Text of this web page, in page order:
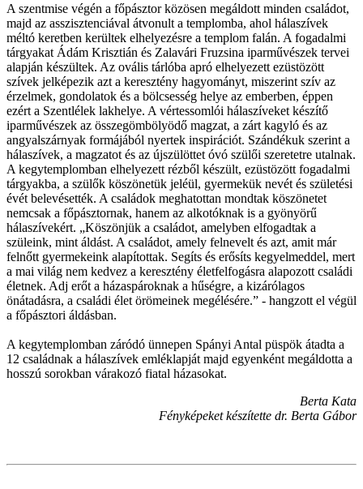
A szentmise végén a főpásztor közösen megáldott minden családot,
majd az asszisztenciával átvonult a templomba, ahol hálaszívek
méltó keretben kerültek elhelyezésre a templom falán. A fogadalmi
tárgyakat Ádám Krisztián és Zalavári Fruzsina iparművészek tervei
alapján készültek. Az ovális tárlóba apró elhelyezett ezüstözött
szívek jelképezik azt a keresztény hagyományt, miszerint szív az
érzelmek, gondolatok és a bölcsesség helye az emberben, éppen
ezért a Szentlélek lakhelye. A vértessomlói hálaszíveket készítő
iparművészek az összegömbölyödő magzat, a zárt kagyló és az
angyalszárnyak formájából nyertek inspirációt. Szándékuk szerint a
hálaszívek, a magzatot és az újszülöttet óvó szülői szeretetre utalnak.
A kegytemplomban elhelyezett rézből készült, ezüstözött fogadalmi
tárgyakba, a szülők köszönetük jeléül, gyermekük nevét és születési
évét belevésették. A családok meghatottan mondtak köszönetet
nemcsak a főpásztornak, hanem az alkotóknak is a gyönyörű
hálaszívekért. „Köszönjük a családot, amelyben elfogadtak a
szüleink, mint áldást. A családot, amely felnevelt és azt, amit már
felnőtt gyermekeink alapítottak. Segíts és erősíts kegyelmeddel, mert
a mai világ nem kedvez a keresztény életfelfogásra alapozott családi
életnek. Adj erőt a házaspároknak a hűségre, a kizárólagos
önátadásra, a családi élet örömeinek megélésére.” - hangzott el végül
a főpásztori áldásban.
A kegytemplomban záródó ünnepen Spányi Antal püspök átadta a
12 családnak a hálaszívek emléklapját majd egyenként megáldotta a
hosszú sorokban várakozó fiatal házasokat.
Berta Kata
Fényképeket készítette dr. Berta Gábor